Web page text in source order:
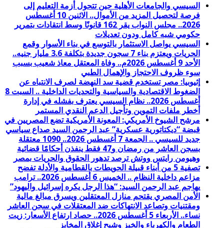
السيسي والجامعات الأهلية حين تتحول أزمة التعليم إلى
فرصة لتحصيل المزيد من الأموال.. الاثنين 10 أغسطس
2026.. مجلس النواب يقر 162 قانونًا وسط انتقادات بتمرير
حكومي شبه كامل ودون تعديلات
السيسي يواصل الاستثمار بالتوسع في بناء الأسوار وقمع
الحريات ويعتزم بناء 7 سجون جديدة بتكلفة 3.6 مليار جنيه..
الأحد 9 أغسطس 2026م.. وفاة المعتقل معاذ شعيب بسبب
سوء ظروف الاحتجاز والإهمال الطبي
إثيوبيا: مصر تستخدم قضية سد النهضة لصرف الانتباه عن
الضغوط الاقتصادية والسياسية والتحديات الداخلية .. السبت 8
أغسطس 2026.. نظام السيسي يعترف بفشله في إدارة
أخطر ملفات التموين وتأجيل الدعم النقدي المستمر
مرشح الشيوخ الأمريكي: المعونة الأمريكية تضع المصريين في
قبضة “ديكتاتورية عسكرية” عبد الرحمن السيد صداع سياسي
جديد للسيسي .. الجمعة 7 أغسطس 2026.. 1090 معتقلة
بسجن العاشر من رمضان و47 فقط ينفذن أحكامًا قضائية
وهيومن رايتس ووتش ترصد تدهور الحقوق والحريات بمصر
تصفية 5 من أبناء قبيلة الحويطات بالقطامية والأدلة تفضح
مزاعم داخلية النظام .. الخميس 6 أغسطس 2026.. ترامب
يهاجم عبد الرحمن السيد: “هذا الرجل يكره إسرائيل واليهود”
الأمن المصري يقتحم منازل المعتقلين ويسرق مبالغ مالية
ومقتنيات وتصاعد الانتهاكات ضد المعتقلات في سجن العاشر
نساء.. الأربعاء 5 أغسطس 2026.. حصاد ارتفاع الأسعار: زيت
الطعام والكهرباء والخبز وشبح إغلاق المخابز